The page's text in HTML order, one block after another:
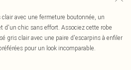
avec une fermeture boutonnée, un
d'un chic sans effort. Associez cette robe
gris clair avec une paire d'escarpins à enfiler
pour un look incomparable.